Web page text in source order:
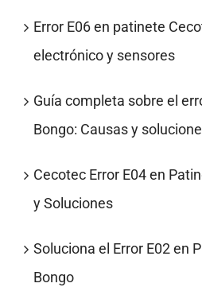
Error E06 en patinete
electrónico y sensores
Guía completa sobre el
Bongo: Causas y
Cecotec Error E04 en
y Soluciones
Soluciona el Error E02 en
Bongo